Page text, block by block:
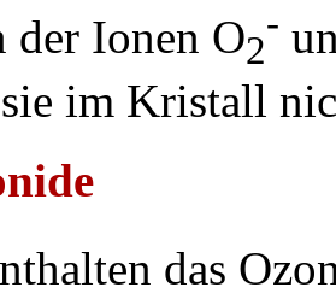
der Ionen O2
-
im Kristall
das